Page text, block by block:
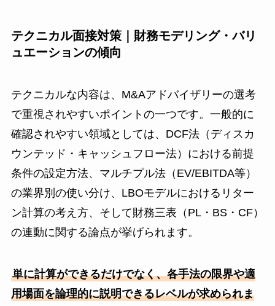
テクニカル面接対策｜財務モデリング・バリ
ュエーションの傾向
テクニカルな内容は、M&Aアドバイザリーの選考
で重視されやすいポイントの一つです。一般的に
確認されやすい領域としては、DCF法（ディスカ
ウンテッド・キャッシュフロー法）における前提
条件の設定方法、マルチプル法（EV/EBITDA等）
の業界別の使い分け、LBOモデルにおけるリター
ン計算の考え方、そして財務三表（PL・BS・CF）
の連動に関する論点が挙げられます。
単に計算ができるだけでなく、各手法の限界や適
用場面を論理的に説明できるレベルが求められま